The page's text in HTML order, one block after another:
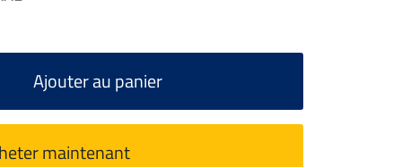
Ajouter au panier
maintenant